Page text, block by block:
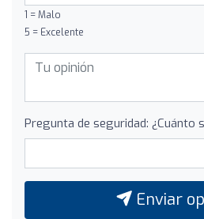
1 = Malo
5 = Excelente
Pregunta de seguridad: ¿Cuánto
Enviar